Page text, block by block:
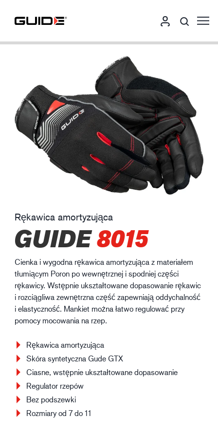
Rękawica amortyzująca
GUIDE8015
Cienka i wygodna rękawica amortyzująca z materiałem
tłumiącym Poron po wewnętrznej i spodniej części
rękawicy. Wstępnie ukształtowane dopasowanie rękawic
i rozciągliwa zewnętrzna część zapewniają oddychalność
i elastyczność. Mankiet można łatwo regulować przy
pomocy mocowania na rzep.
Rękawica amortyzująca
Skóra syntetyczna Gude GTX
Ciasne, wstępnie ukształtowane dopasowanie
Regulator rzepów
Bez podszewki
Rozmiary od 7 do 11